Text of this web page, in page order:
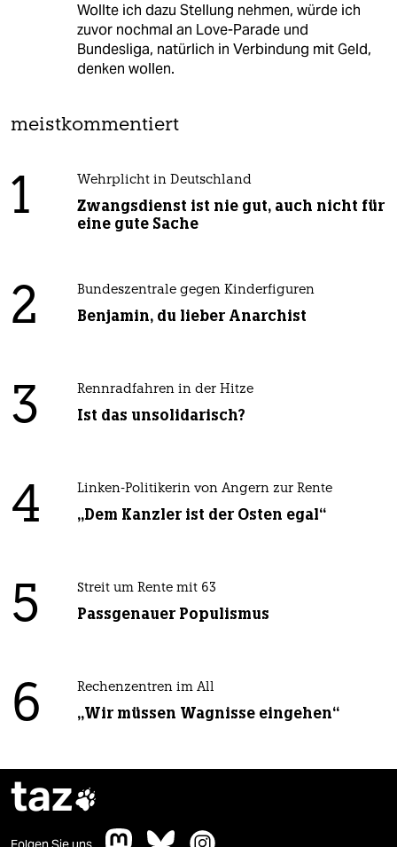
Wollte ich dazu Stellung nehmen, würde ich
zuvor nochmal an Love-Parade und
Bundesliga, natürlich in Verbindung mit Geld,
denken wollen.
meistkommentiert
1 Wehrplicht in Deutschland
Zwangsdienst ist nie gut, auch nicht für
eine gute Sache
2 Bundeszentrale gegen Kinderfiguren
Benjamin, du lieber Anarchist
3 Rennradfahren in der Hitze
Ist das unsolidarisch?
4 Linken-Politikerin von Angern zur Rente
„Dem Kanzler ist der Osten egal“
5 Streit um Rente mit 63
Passgenauer Populismus
6 Rechenzentren im All
„Wir müssen Wagnisse eingehen“
taz